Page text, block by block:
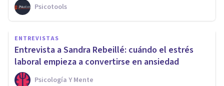
Psicotools
ENTREVISTAS
Entrevista a Sandra Rebeillé: cuándo el estrés
laboral empieza a convertirse en ansiedad
Psicología Y Mente